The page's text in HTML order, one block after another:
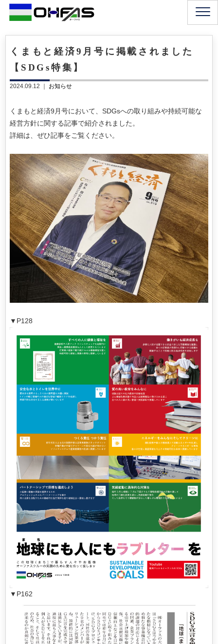
くまもと経済9月号に掲載されました
【SDGs特集】
2024.09.12 ｜ お知らせ
くまもと経済9月号において、SDGsへの取り組みや持続可能な
経営方針に関する記事で紹介されました。
詳細は、ぜひ記事をご覧ください。
▼P128
▼P162